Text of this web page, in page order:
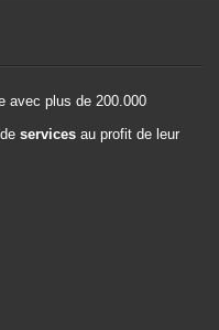
avec plus de 200.000
services au profit de leur